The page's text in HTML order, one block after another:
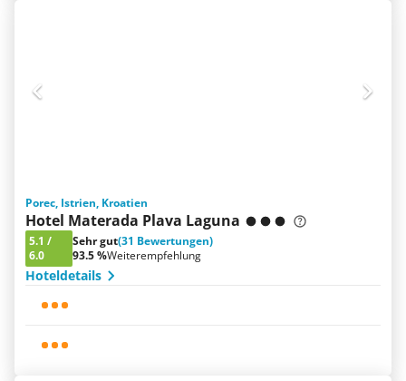
Porec, Istrien, Kroatien
Hotel Materada Plava Laguna
5.1 /
6.0
Sehr gut(31 Bewertungen)
93.5 %Weiterempfehlung
Hoteldetails